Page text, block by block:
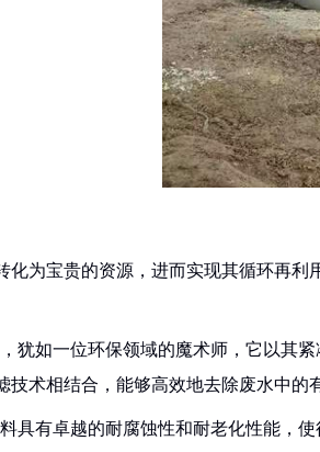
化为宝贵的资源，进而实现其循环再
犹如一位环保领域的魔术师，它以其
技术相结合，能够高效地去除废水中的
具有卓越的耐腐蚀性和耐老化性能，